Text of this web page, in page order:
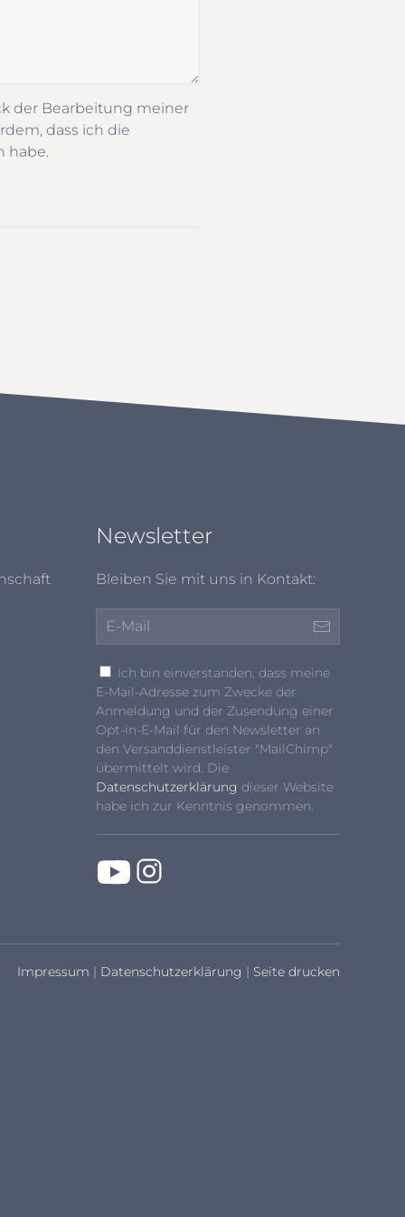
der Bearbeitung meiner
dass ich die
habe.
Newsletter
Bleiben Sie mit uns in Kontakt:
Ich bin einverstanden, dass meine
E-Mail-Adresse zum Zwecke der
Anmeldung und der Zusendung einer
Opt-in-E-Mail für den Newsletter an
den Versanddienstleister "MailChimp"
übermittelt wird. Die
Datenschutzerklärung dieser Website
habe ich zur Kenntnis genommen.
Impressum | Datenschutzerklärung | Seite drucken